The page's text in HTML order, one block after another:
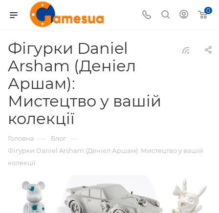
0
Фігурки Daniel
Arsham (Деніел
Аршам):
Мистецтво у вашій
колекції
Головна — Блог —
Фігурки Daniel Arsham (Деніел Аршам): Мистецтво у вашій
колекції